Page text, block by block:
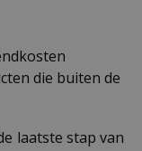
die buiten de
laatste stap van